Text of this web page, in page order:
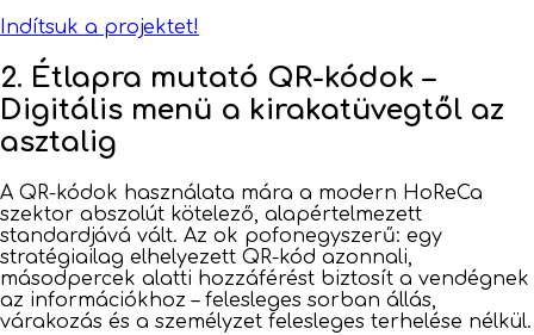
Indítsuk a projektet!
2. Étlapra mutató QR-kódok –
Digitális menü a kirakatüvegtől az
asztalig
A QR-kódok használata mára a modern HoReCa
szektor abszolút kötelező, alapértelmezett
standardjává vált. Az ok pofonegyszerű: egy
stratégiailag elhelyezett QR-kód azonnali,
másodpercek alatti hozzáférést biztosít a vendégnek
az információkhoz – felesleges sorban állás,
várakozás és a személyzet felesleges terhelése nélkül.